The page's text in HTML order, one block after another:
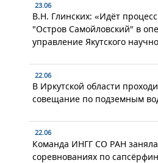
23.06
В.Н. Глинских: «Идёт
"Остров Самойловский" в
управление Якутского
22.06
В Иркутской области
совещание по подземным
22.06
Команда ИНГГ СО РАН
соревнованиях по